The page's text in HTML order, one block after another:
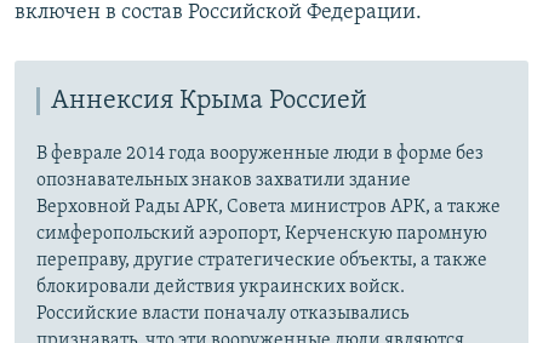
включен в состав Российской Федерации.
Аннексия Крыма Россией
В феврале 2014 года вооруженные люди в форме без
опознавательных знаков захватили здание
Верховной Рады АРК, Совета министров АРК, а также
симферопольский аэропорт, Керченскую паромную
переправу, другие стратегические объекты, а также
блокировали действия украинских войск.
Российские власти поначалу отказывались